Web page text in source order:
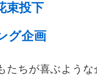
束投下
グ企画
たちが喜ぶよう